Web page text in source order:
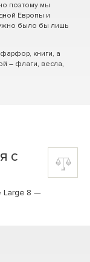
поэтому мы
Европы и
было бы лишь
книги, а
– флаги, весла,
с
Large 8 —